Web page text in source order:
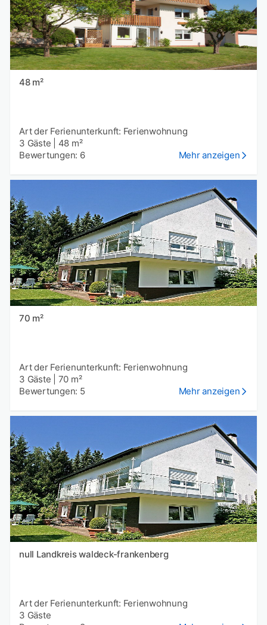
48 m²
Art der Ferienunterkunft: Ferienwohnung
3 Gäste
48 m²
Bewertungen: 6
Mehr anzeigen
70 m²
Art der Ferienunterkunft: Ferienwohnung
3 Gäste
70 m²
Bewertungen: 5
Mehr anzeigen
null Landkreis waldeck-frankenberg
Art der Ferienunterkunft: Ferienwohnung
3 Gäste